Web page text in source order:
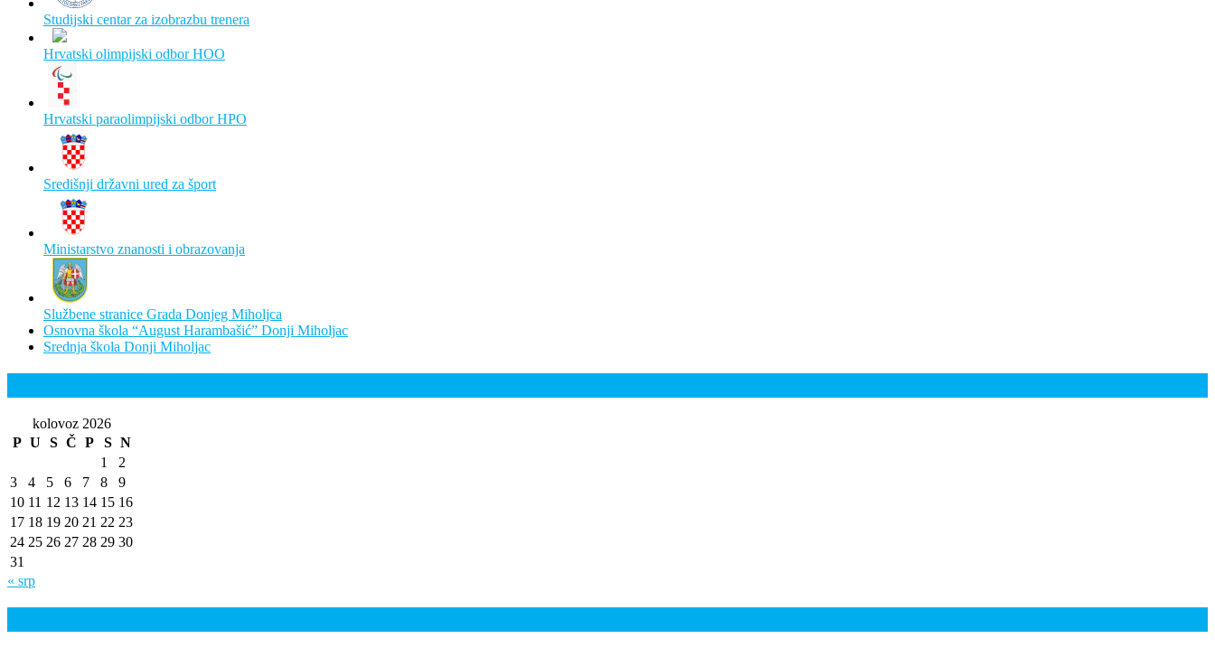
Studijski centar za izobrazbu trenera
Hrvatski olimpijski odbor HOO
Hrvatski paraolimpijski odbor HPO
Središnji državni ured za šport
Ministarstvo znanosti i obrazovanja
Službene stranice Grada Donjeg Miholjca
Osnovna škola “August Harambašić” Donji Miholjac
Srednja škola Donji Miholjac
kolovoz 2026
P U S Č P S N
1
2
3
4 5 6 7 8
9
10 11 12 13 14 15 16
17 18 19 20 21 22 23
24 25 26 27 28 29 30
31
« srp